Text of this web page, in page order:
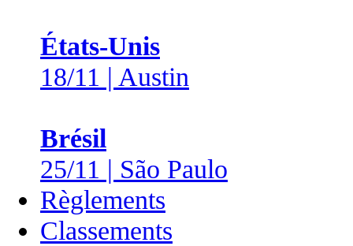
États-Unis
18/11 | Austin
Brésil
25/11 | São Paulo
Règlements
Classements